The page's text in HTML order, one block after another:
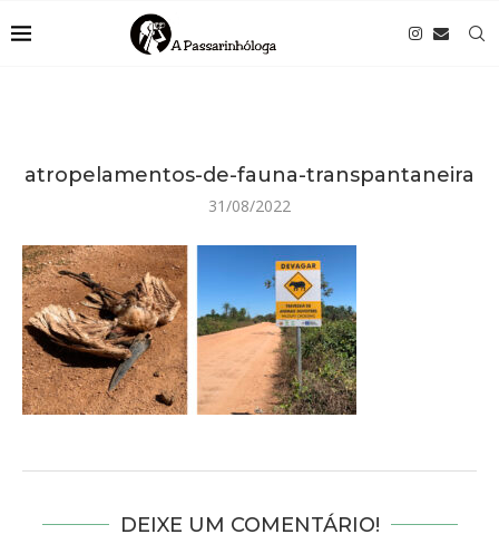
atropelamentos-de-fauna-transpantaneira
31/08/2022
DEIXE UM COMENTÁRIO!